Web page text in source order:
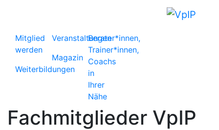
Mitglied
werden
Weiterbildungen
Veranstaltungen
Magazin
Berater*innen,
Trainer*innen,
Coachs
in
Ihrer
Nähe
Fachmitglieder VpIP